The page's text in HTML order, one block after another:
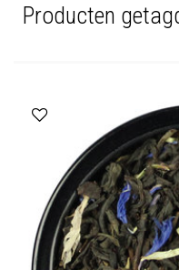
Producten